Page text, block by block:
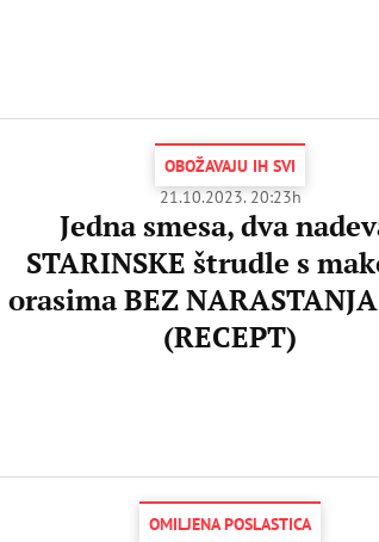
OBOŽAVAJU IH SVI
21.10.2023. 20:23h
Jedna smesa, dva
STARINSKE štrudle s
orasima BEZ
(RECEPT)
OMILJENA POSLASTICA